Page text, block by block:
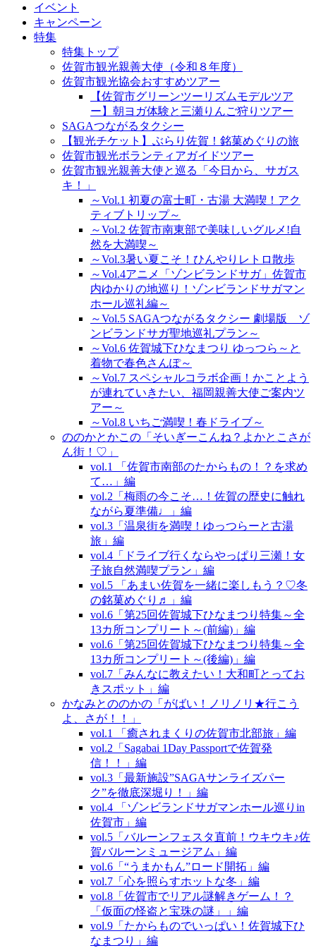
イベント
キャンペーン
特集
特集トップ
佐賀市観光親善大使（令和８年度）
佐賀市観光協会おすすめツアー
【佐賀市グリーンツーリズムモデルツア
ー】朝ヨガ体験と三瀬りんご狩りツアー
SAGAつながるタクシー
【観光チケット】ぶらり佐賀！銘菓めぐりの旅
佐賀市観光ボランティアガイドツアー
佐賀市観光親善大使と巡る「今日から、サガス
キ！」
～Vol.1 初夏の富士町・古湯 大満喫！アク
ティブトリップ～
～Vol.2 佐賀市南東部で美味しいグルメ!自
然を大満喫～
～Vol.3暑い夏こそ！ひんやりレトロ散歩
～Vol.4アニメ「ゾンビランドサガ」佐賀市
内ゆかりの地巡り！ゾンビランドサガマン
ホール巡礼編～
～Vol.5 SAGAつながるタクシー 劇場版 ゾ
ンビランドサガ聖地巡礼プラン～
～Vol.6 佐賀城下ひなまつり ゆっつら～と
着物で春色さんぽ～
～Vol.7 スペシャルコラボ企画！かことよう
が連れていきたい、福岡親善大使ご案内ツ
アー～
～Vol.8 いちご満喫！春ドライブ～
ののかとかこの「そいぎーこんね？よかとこさが
ん街！♡」
vol.1 「佐賀市南部のたからもの！？を求め
て…」編
vol.2「梅雨の今こそ…！佐賀の歴史に触れ
ながら夏準備♩」編
vol.3「温泉街を満喫！ゆっつらーと古湯
旅」編
vol.4「ドライブ行くならやっぱり三瀬！女
子旅自然満喫プラン」編
vol.5 「あまい佐賀を一緒に楽しもう？♡冬
の銘菓めぐり♬」編
vol.6「第25回佐賀城下ひなまつり特集～全
13カ所コンプリート～(前編)」編
vol.6「第25回佐賀城下ひなまつり特集～全
13カ所コンプリート～(後編)」編
vol.7「みんなに教えたい！大和町とってお
きスポット」編
かなみとののかの「がばい！ノリノリ★行こう
よ、さが！！」
vol.1 「癒されまくりの佐賀市北部旅」編
vol.2「Sagabai 1Day Passportで佐賀発
信！！」編
vol.3「最新施設”SAGAサンライズパー
ク”を徹底深堀り！」編
vol.4 「ゾンビランドサガマンホール巡りin
佐賀市」編
vol.5「バルーンフェスタ直前！ウキウキ♪佐
賀バルーンミュージアム」編
vol.6「“うまかもん”ロード開拓」編
vol.7「心を照らすホットな冬」編
vol.8「佐賀市でリアル謎解きゲーム！？
「仮面の怪盗と宝珠の謎」」編
vol.9「たからものでいっぱい！佐賀城下ひ
なまつり」編